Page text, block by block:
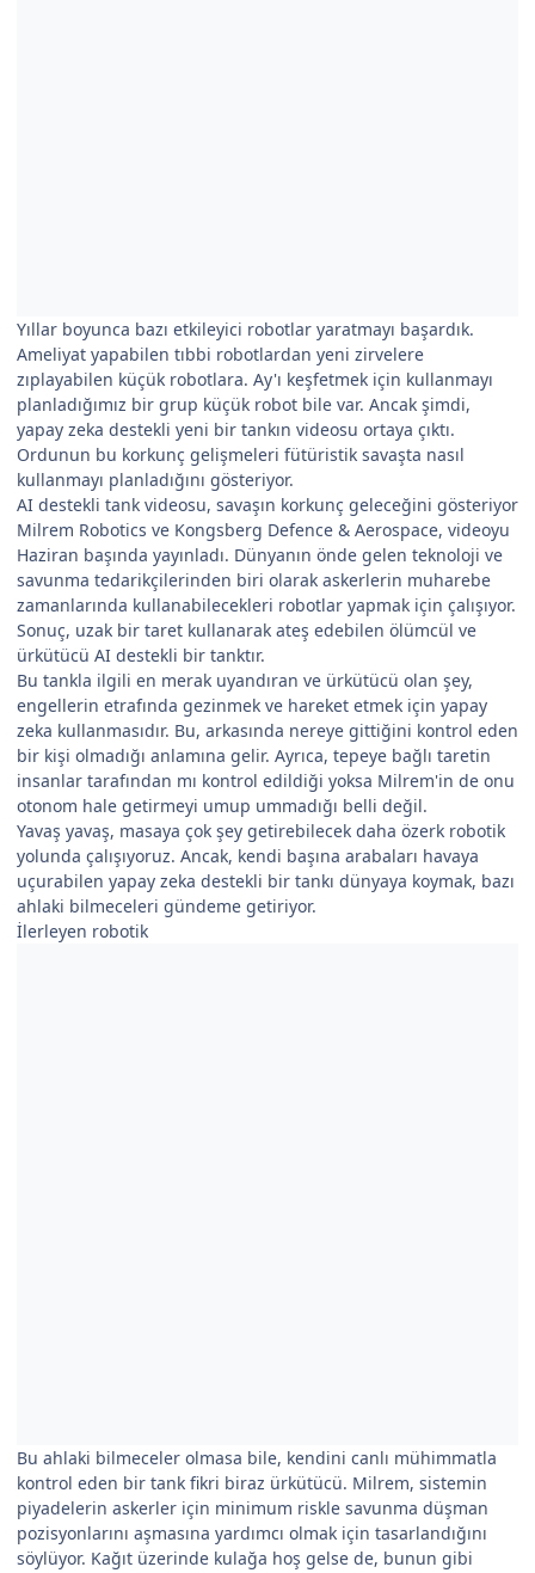
Yıllar boyunca bazı etkileyici robotlar yaratmayı başardık.
Ameliyat yapabilen tıbbi robotlardan yeni zirvelere
zıplayabilen küçük robotlara. Ay'ı keşfetmek için kullanmayı
planladığımız bir grup küçük robot bile var. Ancak şimdi,
yapay zeka destekli yeni bir tankın videosu ortaya çıktı.
Ordunun bu korkunç gelişmeleri fütüristik savaşta nasıl
kullanmayı planladığını gösteriyor.
AI destekli tank videosu, savaşın korkunç geleceğini gösteriyor
Milrem Robotics ve Kongsberg Defence & Aerospace, videoyu
Haziran başında yayınladı. Dünyanın önde gelen teknoloji ve
savunma tedarikçilerinden biri olarak askerlerin muharebe
zamanlarında kullanabilecekleri robotlar yapmak için çalışıyor.
Sonuç, uzak bir taret kullanarak ateş edebilen ölümcül ve
ürkütücü AI destekli bir tanktır.
Bu tankla ilgili en merak uyandıran ve ürkütücü olan şey,
engellerin etrafında gezinmek ve hareket etmek için yapay
zeka kullanmasıdır. Bu, arkasında nereye gittiğini kontrol eden
bir kişi olmadığı anlamına gelir. Ayrıca, tepeye bağlı taretin
insanlar tarafından mı kontrol edildiği yoksa Milrem'in de onu
otonom hale getirmeyi umup ummadığı belli değil.
Yavaş yavaş, masaya çok şey getirebilecek daha özerk robotik
yolunda çalışıyoruz. Ancak, kendi başına arabaları havaya
uçurabilen yapay zeka destekli bir tankı dünyaya koymak, bazı
ahlaki bilmeceleri gündeme getiriyor.
İlerleyen robotik
Bu ahlaki bilmeceler olmasa bile, kendini canlı mühimmatla
kontrol eden bir tank fikri biraz ürkütücü. Milrem, sistemin
piyadelerin askerler için minimum riskle savunma düşman
pozisyonlarını aşmasına yardımcı olmak için tasarlandığını
söylüyor. Kağıt üzerinde kulağa hoş gelse de, bunun gibi